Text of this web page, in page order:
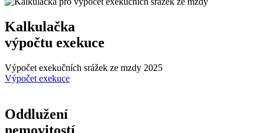
Kalkulačka
výpočtu exekuce
Výpočet exekučních srážek ze mzdy 2025
Výpočet exekuce
Oddlužení